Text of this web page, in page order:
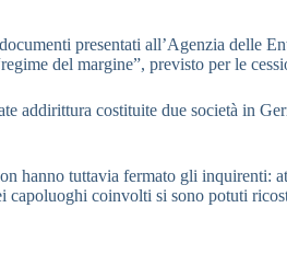
presentati all’Agenzia delle
del margine”, previsto per le
addirittura costituite due società in
hanno tuttavia fermato gli
coinvolti si sono potuti